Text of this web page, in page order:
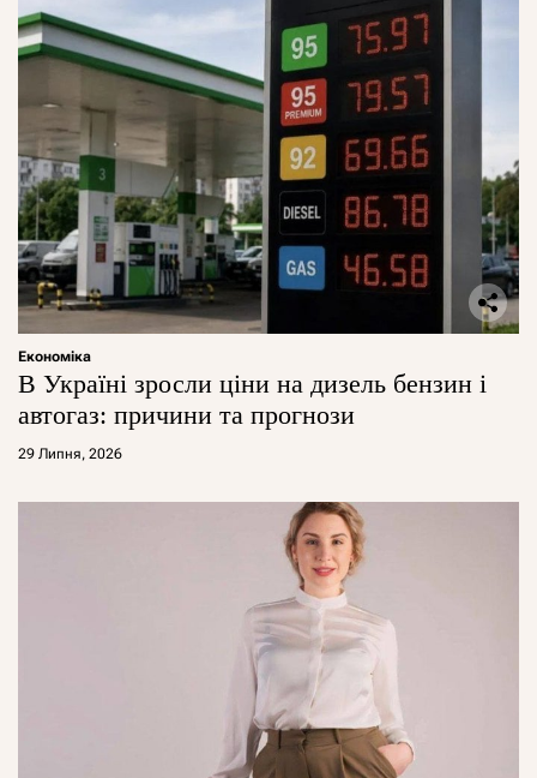
Економіка
В Україні зросли ціни на дизель бензин і
автогаз: причини та прогнози
29 Липня, 2026